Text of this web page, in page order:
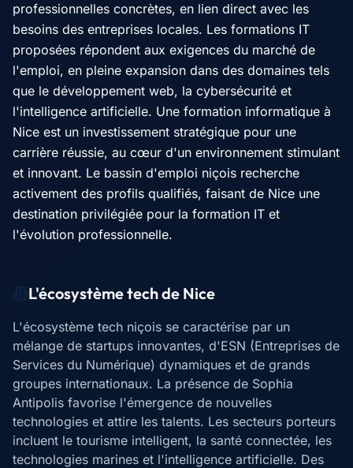
professionnelles concrètes, en lien direct avec les
besoins des entreprises locales. Les formations IT
proposées répondent aux exigences du marché de
l'emploi, en pleine expansion dans des domaines tels
que le développement web, la cybersécurité et
l'intelligence artificielle. Une formation informatique à
Nice est un investissement stratégique pour une
carrière réussie, au cœur d'un environnement stimulant
et innovant. Le bassin d'emploi niçois recherche
activement des profils qualifiés, faisant de Nice une
destination privilégiée pour la formation IT et
l'évolution professionnelle.
L'écosystème tech de Nice
L'écosystème tech niçois se caractérise par un
mélange de startups innovantes, d'ESN (Entreprises de
Services du Numérique) dynamiques et de grands
groupes internationaux. La présence de Sophia
Antipolis favorise l'émergence de nouvelles
technologies et attire les talents. Les secteurs porteurs
incluent le tourisme intelligent, la santé connectée, les
technologies marines et l'intelligence artificielle. Des